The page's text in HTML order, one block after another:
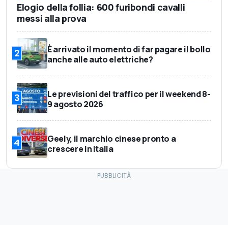
Elogio della follia: 600 furibondi cavalli
messi alla prova
2
È arrivato il momento di far pagare il bollo
anche alle auto elettriche?
3
Le previsioni del traffico per il weekend 8-
9 agosto 2026
4
Geely, il marchio cinese pronto a
crescere in Italia